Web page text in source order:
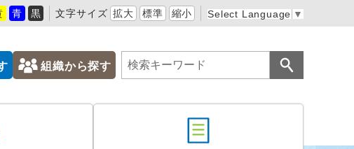
青 黒 文字サイズ 拡大 標準 縮小 Select Language ▼
組織から探す